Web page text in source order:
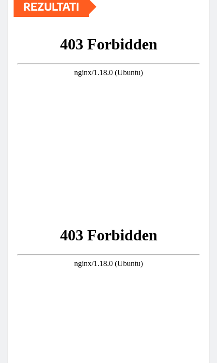
REZULTATI